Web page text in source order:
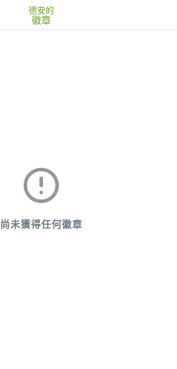
德安的
徽章
尚未獲得任何徽章